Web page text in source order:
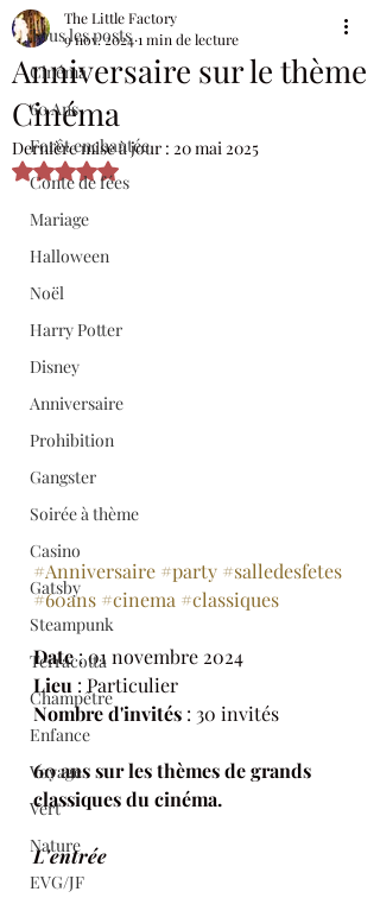
Tous les posts
Cinéma
60 Ans
Forêt enchantée
Conte de fées
Mariage
Halloween
Noël
Harry Potter
Disney
Anniversaire
Prohibition
Gangster
Soirée à thème
Casino
Gatsby
Steampunk
Terracotta
Champêtre
Enfance
Voyage
Vert
Nature
EVG/JF
Anniversaire sur le thème
Cinéma
The Little Factory
9 nov. 20241 min de lecture
Dernière mise à jour : 20 mai 2025
Noté NaN étoiles sur 5.
#Anniversaire #party #salledesfetes
#60ans #cinema #classiques
Date : 01 novembre 2024
Lieu : Particulier
Nombre d'invités : 30 invités
60 ans sur les thèmes de grands
classiques du cinéma.
L'entrée